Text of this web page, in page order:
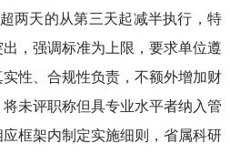
两天的从第三天起减半执行，特
，强调标准为上限，要求单位遵
性、合规性负责，不额外增加财
未评职称但具专业水平者纳入管
框架内制定实施细则，省属科研